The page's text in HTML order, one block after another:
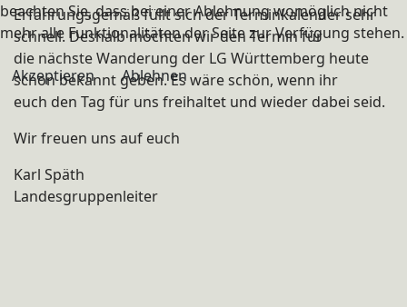
Erfahrungsgemäß füllt sich der Terminkalender sehr
schnell. Deshalb möchten wir den Termin für
die nächste Wanderung der LG Württemberg heute
schon bekannt geben. Es wäre schön, wenn ihr
euch den Tag für uns freihaltet und wieder dabei seid.
Wir freuen uns auf euch
Karl Späth
Landesgruppenleiter
beachten Sie, dass bei einer Ablehnung womöglich nicht
mehr alle Funktionalitäten der Seite zur Verfügung stehen.
Akzeptieren Ablehnen